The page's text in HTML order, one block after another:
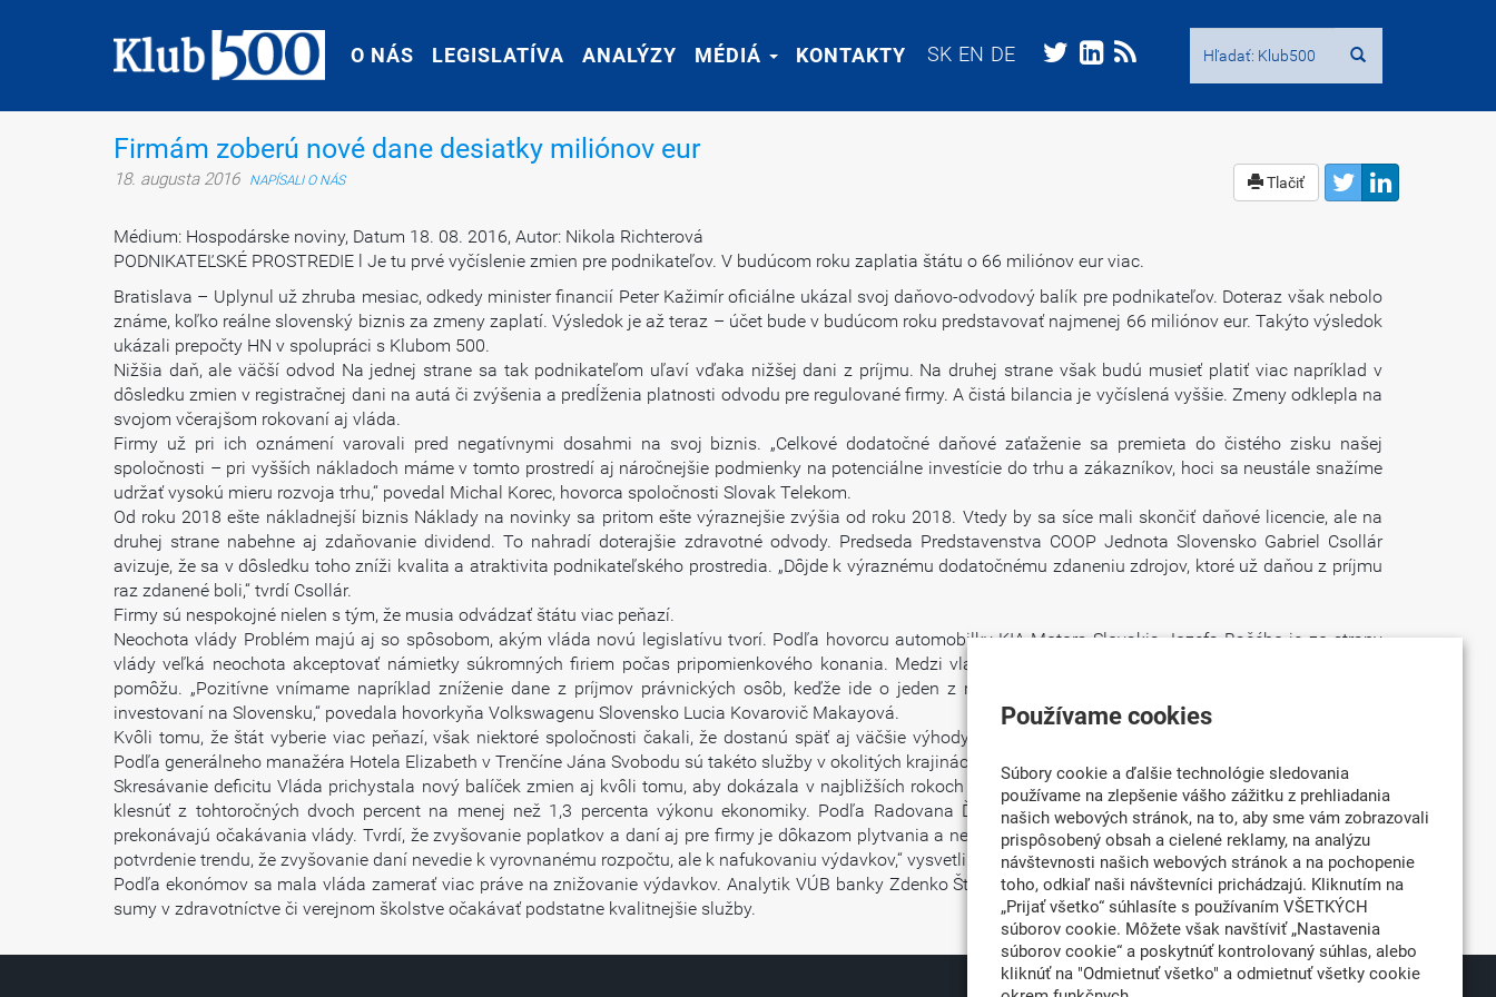
O NÁS LEGISLATÍVA ANALÝZY MÉDIÁ KONTAKTY SK EN DE
O NÁS LEGISLATÍVA ANALÝZY MÉDIÁ KONTAKTY SK EN DE
Firmám zoberú nové dane desiatky miliónov eur
18. augusta 2016 NAPÍSALI O NÁS Tlačiť
Médium: Hospodárske noviny, Datum 18. 08. 2016, Autor: Nikola Richterová
PODNIKATEĽSKÉ PROSTREDIE l Je tu prvé vyčíslenie zmien pre podnikateľov. V budúcom roku zaplatia štátu o 66 miliónov eur viac.
Bratislava – Uplynul už zhruba mesiac, odkedy minister financií Peter Kažimír oficiálne ukázal svoj daňovo-odvodový balík pre podnikateľov. Doteraz však nebolo
známe, koľko reálne slovenský biznis za zmeny zaplatí. Výsledok je až teraz – účet bude v budúcom roku predstavovať najmenej 66 miliónov eur. Takýto výsledok
ukázali prepočty HN v spolupráci s Klubom 500.
Nižšia daň, ale väčší odvod Na jednej strane sa tak podnikateľom uľaví vďaka nižšej dani z príjmu. Na druhej strane však budú musieť platiť viac napríklad v
dôsledku zmien v registračnej dani na autá či zvýšenia a predĺženia platnosti odvodu pre regulované firmy. A čistá bilancia je vyčíslená vyššie. Zmeny odklepla na
svojom včerajšom rokovaní aj vláda.
Firmy už pri ich oznámení varovali pred negatívnymi dosahmi na svoj biznis. „Celkové dodatočné daňové zaťaženie sa premieta do čistého zisku našej
spoločnosti – pri vyšších nákladoch máme v tomto prostredí aj náročnejšie podmienky na potenciálne investície do trhu a zákazníkov, hoci sa neustále snažíme
udržať vysokú mieru rozvoja trhu,“ povedal Michal Korec, hovorca spoločnosti Slovak Telekom.
Od roku 2018 ešte nákladnejší biznis Náklady na novinky sa pritom ešte výraznejšie zvýšia od roku 2018. Vtedy by sa síce mali skončiť daňové licencie, ale na
druhej strane nabehne aj zdaňovanie dividend. To nahradí doterajšie zdravotné odvody. Predseda Predstavenstva COOP Jednota Slovensko Gabriel Csollár
avizuje, že sa v dôsledku toho zníži kvalita a atraktivita podnikateľského prostredia. „Dôjde k výraznému dodatočnému zdaneniu zdrojov, ktoré už daňou z príjmu
raz zdanené boli,“ tvrdí Csollár.
Firmy sú nespokojné nielen s tým, že musia odvádzať štátu viac peňazí.
Neochota vlády Problém majú aj so spôsobom, akým vláda novú legislatívu tvorí. Podľa hovorcu automobilky KIA Motors Slovakia Jozefa Bačého je zo strany
vlády veľká neochota akceptovať námietky súkromných firiem počas pripomienkového konania. Medzi vládnymi novinkami sa nájdu aj zmeny, ktoré firmám
pomôžu. „Pozitívne vnímame napríklad zníženie dane z príjmov právnických osôb, keďže ide o jeden z rozhodovacích faktorov zahraničných investorov pri
investovaní na Slovensku,“ povedala hovorkyňa Volkswagenu Slovensko Lucia Kovarovič Makayová.
Kvôli tomu, že štát vyberie viac peňazí, však niektoré spoločnosti čakali, že dostanú späť aj väčšie výhody. Reč je najmä o súkromníkoch v cestovnom ruchu.
Podľa generálneho manažéra Hotela Elizabeth v Trenčíne Jána Svobodu sú takéto služby v okolitých krajinách zaťažené nižšou DPH.
Skresávanie deficitu Vláda prichystala nový balíček zmien aj kvôli tomu, aby dokázala v najbližších rokoch výrazne okresať deficit. Ten by mal v budúcom roku
klesnúť z tohtoročných dvoch percent na menej než 1,3 percenta výkonu ekonomiky. Podľa Radovana Ďuranu daňové príjmy za posledné tri roky výrazne
prekonávajú očakávania vlády. Tvrdí, že zvyšovanie poplatkov a daní aj pre firmy je dôkazom plytvania a neefektivity vo verejných financiách. „Je to tiež smutné
potvrdenie trendu, že zvyšovanie daní nevedie k vyrovnanému rozpočtu, ale k nafukovaniu výdavkov,“ vysvetlil.
Podľa ekonómov sa mala vláda zamerať viac práve na znižovanie výdavkov. Analytik VÚB banky Zdenko Štefanides tvrdí, že vláda by mala za vysoké paušálne
sumy v zdravotníctve či verejnom školstve očakávať podstatne kvalitnejšie služby.
Používame cookies
Súbory cookie a ďalšie technológie sledovania
používame na zlepšenie vášho zážitku z prehliadania
našich webových stránok, na to, aby sme vám zobrazovali
prispôsobený obsah a cielené reklamy, na analýzu
návštevnosti našich webových stránok a na pochopenie
toho, odkiaľ naši návštevníci prichádzajú. Kliknutím na
„Prijať všetko“ súhlasíte s používaním VŠETKÝCH
súborov cookie. Môžete však navštíviť „Nastavenia
súborov cookie“ a poskytnúť kontrolovaný súhlas, alebo
kliknúť na "Odmietnuť všetko" a odmietnuť všetky cookie